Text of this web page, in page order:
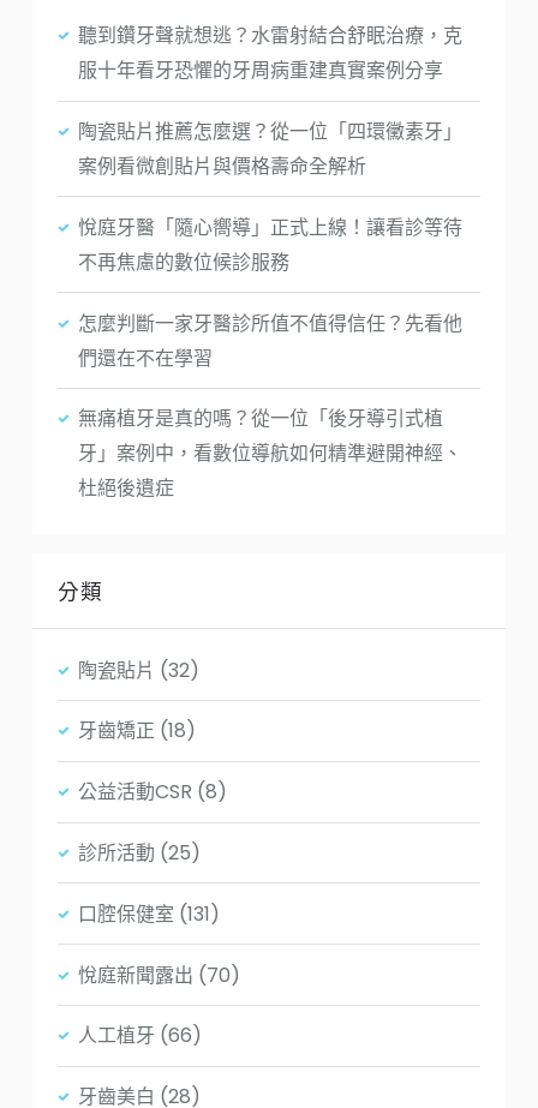
聽到鑽牙聲就想逃？水雷射結合舒眠治療，克
服十年看牙恐懼的牙周病重建真實案例分享
陶瓷貼片推薦怎麼選？從一位「四環黴素牙」
案例看微創貼片與價格壽命全解析
悅庭牙醫「隨心嚮導」正式上線！讓看診等待
不再焦慮的數位候診服務
怎麼判斷一家牙醫診所值不值得信任？先看他
們還在不在學習
無痛植牙是真的嗎？從一位「後牙導引式植
牙」案例中，看數位導航如何精準避開神經、
杜絕後遺症
分類
陶瓷貼片 (32)
牙齒矯正 (18)
公益活動CSR (8)
診所活動 (25)
口腔保健室 (131)
悅庭新聞露出 (70)
人工植牙 (66)
牙齒美白 (28)